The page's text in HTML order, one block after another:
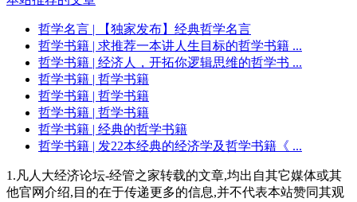
哲学名言 | 【独家发布】经典哲学名言
哲学书籍 | 求推荐一本讲人生目标的哲学书籍 ...
哲学书籍 | 经济人，开拓你逻辑思维的哲学书 ...
哲学书籍 | 哲学书籍
哲学书籍 | 哲学书籍
哲学书籍 | 哲学书籍
哲学书籍 | 经典的哲学书籍
哲学书籍 | 发22本经典的经济学及哲学书籍《 ...
1.凡人大经济论坛-经管之家转载的文章,均出自其它媒体或其
他官网介绍,目的在于传递更多的信息,并不代表本站赞同其观